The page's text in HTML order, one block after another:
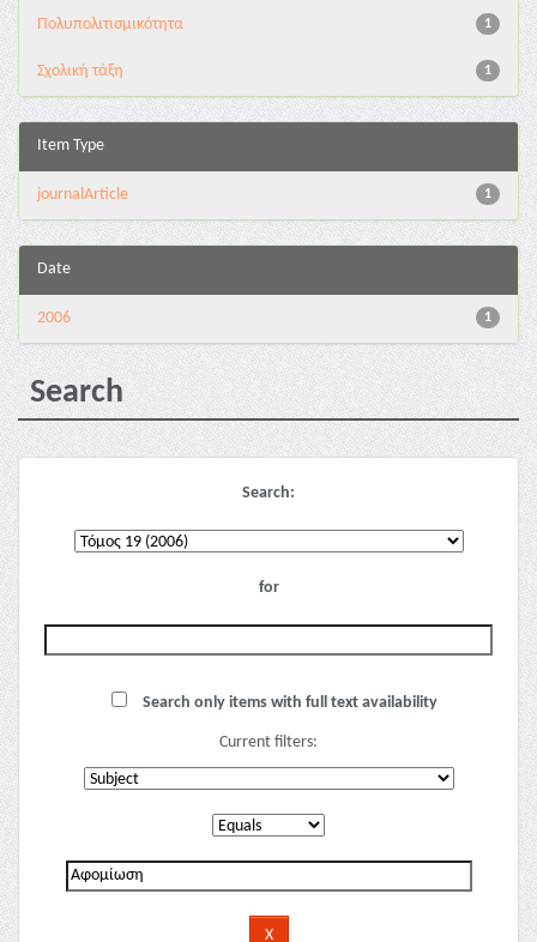
1
Πολυπολιτισμικότητα
1
Σχολική τάξη
Item Type
1
journalArticle
Date
1
2006
Search
Search:
for
Search only items with full text availability
Current filters: